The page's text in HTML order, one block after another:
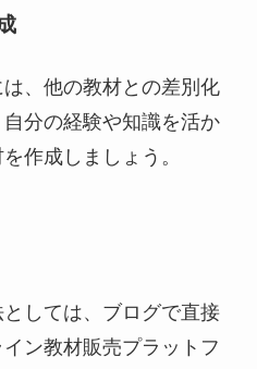
、他の教材との差別化
分の経験や知識を活か
作成しましょう。
しては、ブログで直接
ン教材販売プラットフ